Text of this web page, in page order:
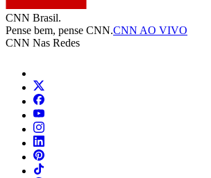
CNN Brasil.
Pense bem, pense CNN.CNN AO VIVO
CNN Nas Redes